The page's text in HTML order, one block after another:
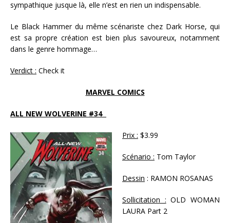
sympathique jusque là, elle n’est en rien un indispensable.
Le Black Hammer du même scénariste chez Dark Horse, qui
est sa propre création est bien plus savoureux, notamment
dans le genre hommage…
Verdict : Check it
MARVEL COMICS
ALL NEW WOLVERINE #34
Prix : $3.99
Scénario : Tom Taylor
Dessin : RAMON ROSANAS
Sollicitation : OLD WOMAN
LAURA Part 2